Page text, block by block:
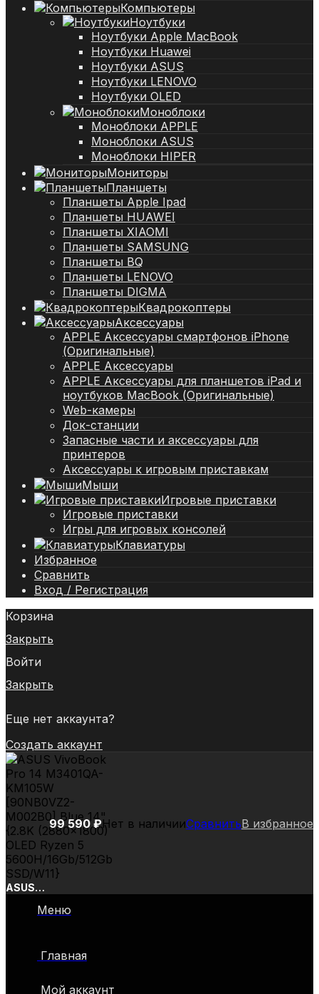
Компьютеры
Ноутбуки
Ноутбуки Apple MacBook
Ноутбуки Huawei
Ноутбуки ASUS
Ноутбуки LENOVO
Ноутбуки OLED
Моноблоки
Моноблоки APPLE
Моноблоки ASUS
Моноблоки HIPER
Мониторы
Планшеты
Планшеты Apple Ipad
Планшеты HUAWEI
Планшеты XIAOMI
Планшеты SAMSUNG
Планшеты BQ
Планшеты LENOVO
Планшеты DIGMA
Квадрокоптеры
Аксессуары
APPLE Аксессуары смартфонов iPhone
(Оригинальные)
APPLE Аксессуары
APPLE Аксессуары для планшетов iPad и
ноутбуков MacBook (Оригинальные)
Web-камеры
Док-станции
Запасные части и аксессуары для
принтеров
Аксессуары к игровым приставкам
Мыши
Игровые приставки
Игровые приставки
Игры для игровых консолей
Клавиатуры
Избранное
Сравнить
Вход / Регистрация
Корзина
Закрыть
Войти
Закрыть
Еще нет аккаунта?
Создать аккаунт
ASUS
[90NB0VZ2-
99 590₽Нет в наличииСравнитьВ избранное
Меню
Главная
Мой аккаунт